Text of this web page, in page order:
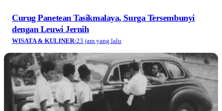
Curug Panetean Tasikmalaya, Surga Tersembunyi
dengan Leuwi Jernih
WISATA & KULINER·23 jam yang lalu